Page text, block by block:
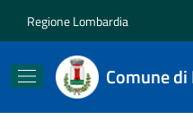
Regione Lombardia
Comune